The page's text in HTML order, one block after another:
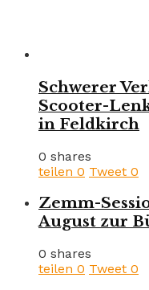
Schwerer
Scooter-
in Feldkirch
0 shares
teilen 0 Tweet 0
Zemm-
August zur
0 shares
teilen 0 Tweet 0